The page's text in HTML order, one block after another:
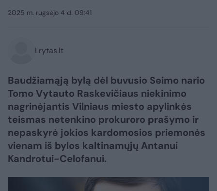
2025 m. rugsėjo 4 d. 09:41
Lrytas.lt
Baudžiamąją bylą dėl buvusio Seimo nario
Tomo Vytauto Raskevičiaus niekinimo
nagrinėjantis Vilniaus miesto apylinkės
teismas netenkino prokuroro prašymo ir
nepaskyrė jokios kardomosios priemonės
vienam iš bylos kaltinamųjų Antanui
Kandrotui-Celofanui.